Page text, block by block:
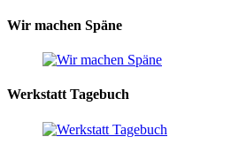
Wir machen Späne
Werkstatt Tagebuch